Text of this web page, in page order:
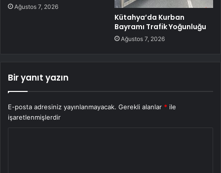
Ağustos 7, 2026
Kütahya’da Kurban
Bayramı Trafik Yoğunluğu
Ağustos 7, 2026
Bir yanıt yazın
E-posta adresiniz yayınlanmayacak. Gerekli alanlar * ile
işaretlenmişlerdir